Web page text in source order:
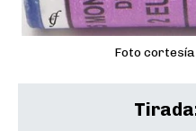
Foto cortesía